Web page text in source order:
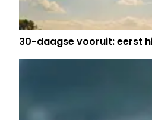
30-daagse vooruit: eerst